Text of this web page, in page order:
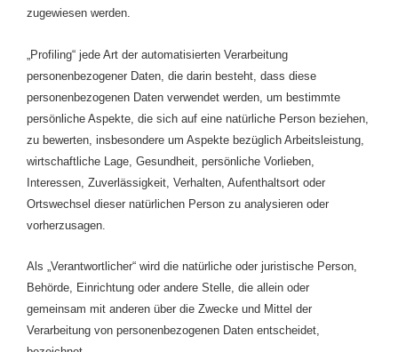
zugewiesen werden.
„Profiling“ jede Art der automatisierten Verarbeitung
personenbezogener Daten, die darin besteht, dass diese
personenbezogenen Daten verwendet werden, um bestimmte
persönliche Aspekte, die sich auf eine natürliche Person beziehen,
zu bewerten, insbesondere um Aspekte bezüglich Arbeitsleistung,
wirtschaftliche Lage, Gesundheit, persönliche Vorlieben,
Interessen, Zuverlässigkeit, Verhalten, Aufenthaltsort oder
Ortswechsel dieser natürlichen Person zu analysieren oder
vorherzusagen.
Als „Verantwortlicher“ wird die natürliche oder juristische Person,
Behörde, Einrichtung oder andere Stelle, die allein oder
gemeinsam mit anderen über die Zwecke und Mittel der
Verarbeitung von personenbezogenen Daten entscheidet,